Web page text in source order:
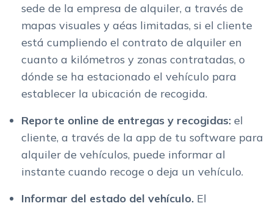
sede de la empresa de alquiler, a través de
mapas visuales y aéas limitadas, si el cliente
está cumpliendo el contrato de alquiler en
cuanto a kilómetros y zonas contratadas, o
dónde se ha estacionado el vehículo para
establecer la ubicación de recogida.
Reporte online de entregas y recogidas: el
cliente, a través de la app de tu software para
alquiler de vehículos, puede informar al
instante cuando recoge o deja un vehículo.
Informar del estado del vehículo. El